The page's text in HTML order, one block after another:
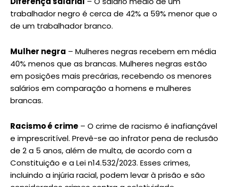
trabalhador negro é cerca de 42% a 59% menor que o
de um trabalhador branco.
Mulher negra – Mulheres negras recebem em média
40% menos que as brancas. Mulheres negras estão
em posições mais precárias, recebendo os menores
salários em comparação a homens e mulheres
brancas.
Racismo é crime – O crime de racismo é inafiançável
e imprescritível. Prevê-se ao infrator pena de reclusão
de 2 a 5 anos, além de multa, de acordo com a
Constituição e a Lei n14.532/2023. Esses crimes,
incluindo a injúria racial, podem levar à prisão e são